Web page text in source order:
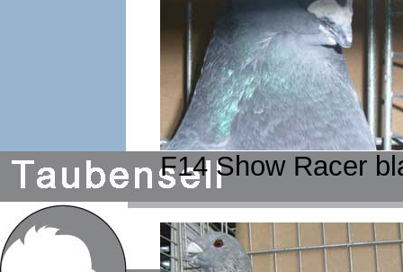
F14 Show Racer